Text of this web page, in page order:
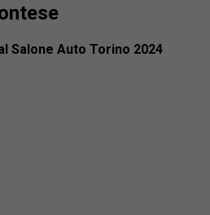
Salone Auto Torino 2024